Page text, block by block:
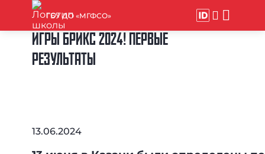
ГБУ ДО «МГФСО»
ИГРЫ БРИКС 2024! ПЕРВЫЕ
РЕЗУЛЬТАТЫ
13.06.2024